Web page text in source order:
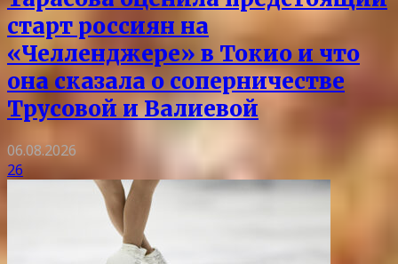
старт россиян на
«Челленджере» в Токио и что
она сказала о соперничестве
Трусовой и Валиевой
06.08.2026
26